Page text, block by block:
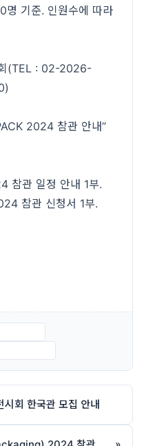
기준. 인원수에 따라
(TEL : 02-2026-
2024 참관 안내”
참관 일정 안내 1부.
관 신청서 1부.
회 한국관 모집 안내